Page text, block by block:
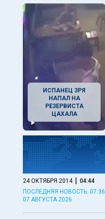
ИСПАНЕЦ ЗРЯ
НАПАЛ НА
РЕЗЕРВИСТА
ЦАХАЛА
24 ОКТЯБРЯ 2014 | 04:44
ПОСЛЕДНЯЯ НОВОСТЬ: 07:36
07 АВГУСТА 2026